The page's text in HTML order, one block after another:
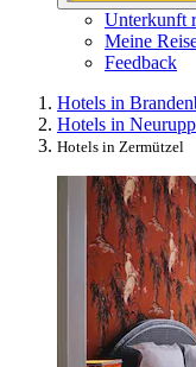
Unterkunft
Meine
Feedback
Hotels in
Hotels in
Hotels in Zermützel